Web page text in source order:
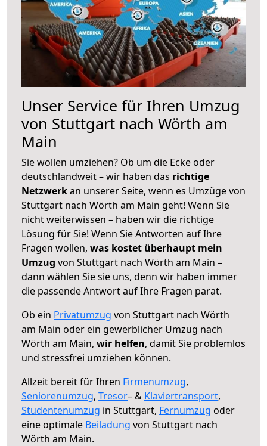
Unser Service für Ihren Umzug
von Stuttgart nach Wörth am
Main
Sie wollen umziehen? Ob um die Ecke oder
deutschlandweit – wir haben das richtige
Netzwerkan unserer Seite, wenn es Umzüge von
Stuttgart nach Wörth am Main geht! Wenn Sie
nicht weiterwissen – haben wir die richtige
Lösung für Sie! Wenn Sie Antworten auf Ihre
Fragen wollen, was kostet überhaupt mein
Umzug von Stuttgart nach Wörth am Main –
dann wählen Sie sie uns, denn wir haben immer
die passende Antwort auf Ihre Fragen parat.
Ob ein Privatumzug von Stuttgart nach Wörth
am Main oder ein gewerblicher Umzug nach
Wörth am Main, wir helfen, damit Sie problemlos
und stressfrei umziehen können.
Allzeit bereit für Ihren Firmenumzug,
Seniorenumzug, Tresor– & Klaviertransport,
Studentenumzug in Stuttgart, Fernumzug oder
eine optimale Beiladung von Stuttgart nach
Wörth am Main.